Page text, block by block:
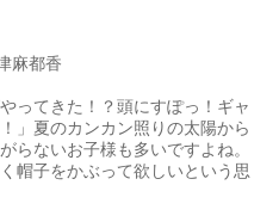
麻都香
ってきた！？頭にすぽっ！ギャ
」夏のカンカン照りの太陽から
らないお子様も多いですよね。
帽子をかぶって欲しいという思